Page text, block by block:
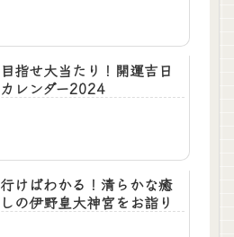
目指せ大当たり！開運吉日
カレンダー2024
行けばわかる！清らかな癒
しの伊野皇大神宮をお詣り